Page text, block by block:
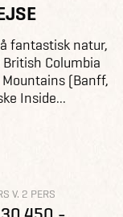
fantastisk natur,
Columbia
(Banff,
Inside...
V. 2 PERS